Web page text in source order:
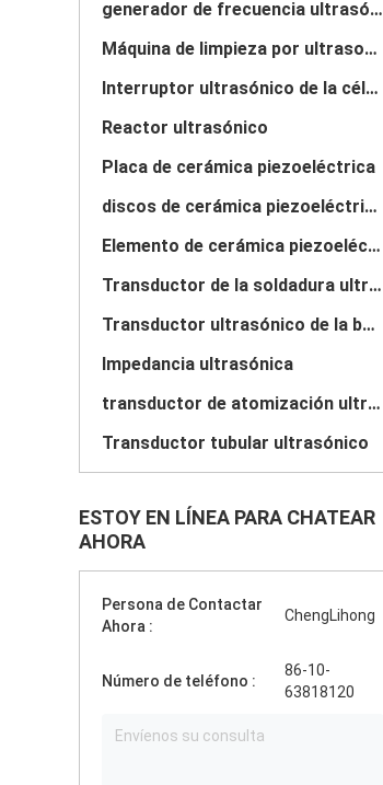
generador de frecuencia ultrasónica
Máquina de limpieza por ultrasonido
Interruptor ultrasónico de la célula
Reactor ultrasónico
Placa de cerámica piezoeléctrica
discos de cerámica piezoeléctricos
Elemento de cerámica piezoeléctrico
Transductor de la soldadura ultrasónica
Transductor ultrasónico de la belleza
Impedancia ultrasónica
transductor de atomización ultrasónico
Transductor tubular ultrasónico
ESTOY EN LÍNEA PARA CHATEAR
AHORA
Persona de Contactar
Ahora :
ChengLihong
Número de teléfono :
86-10-
63818120